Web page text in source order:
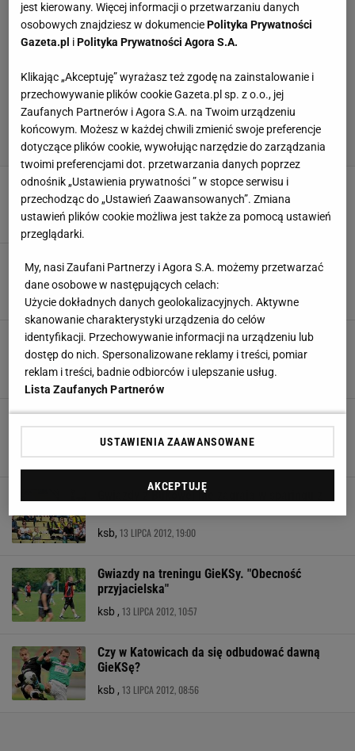
KP Katowice rozpoczyna misję "Ekstraklasa"
ksb,18 LIPCA 2012, 19:41
GKS Katowice zrezygnował z doświadczonego
gracza
ksb,15 LIPCA 2012, 19:34
Pamiętacie Roberta Szczota? Teraz testuje go
GieKSa
ksb ,14 LIPCA 2012, 13:59
Pierwsza liga rusza już za trzy tygodnie. Trener
GieKSy ostrzega: Nie mamy zespołu!
ksb ,14 LIPCA 2012, 09:56
Gwiazdy z Bukowej nie zagrają w sparingu z
ksb, 13 LIPCA 2012, 19:00
Gwiazdy na treningu GieKSy. "Obecność
przyjacielska"
ksb , 13 LIPCA 2012, 10:57
Czy w Katowicach da się odbudować dawną
GieKSę?
ksb , 13 LIPCA 2012, 08:56
jest kierowany. Więcej informacji o przetwarzaniu danych
osobowych znajdziesz w dokumenciePolityka Prywatności
Gazeta.pl iPolityka Prywatności Agora S.A.
Klikając „Akceptuję” wyrażasz też zgodę na zainstalowanie i
przechowywanie plików cookie Gazeta.pl sp. z o.o., jej
Zaufanych Partnerów i Agora S.A. na Twoim urządzeniu
końcowym. Możesz w każdej chwili zmienić swoje preferencje
dotyczące plików cookie, wywołując narzędzie do zarządzania
twoimi preferencjami dot. przetwarzania danych poprzez
odnośnik „Ustawienia prywatności ” w stopce serwisu i
przechodząc do „Ustawień Zaawansowanych”. Zmiana
ustawień plików cookie możliwa jest także za pomocą ustawień
przeglądarki.
My, nasi Zaufani Partnerzy i Agora S.A. możemy przetwarzać
dane osobowe w następujących celach:
Użycie dokładnych danych geolokalizacyjnych. Aktywne
skanowanie charakterystyki urządzenia do celów
identyfikacji. Przechowywanie informacji na urządzeniu lub
dostęp do nich. Spersonalizowane reklamy i treści, pomiar
reklam i treści, badnie odbiorców i ulepszanie usług.
Lista Zaufanych Partnerów
USTAWIENIA ZAAWANSOWANE
AKCEPTUJĘ